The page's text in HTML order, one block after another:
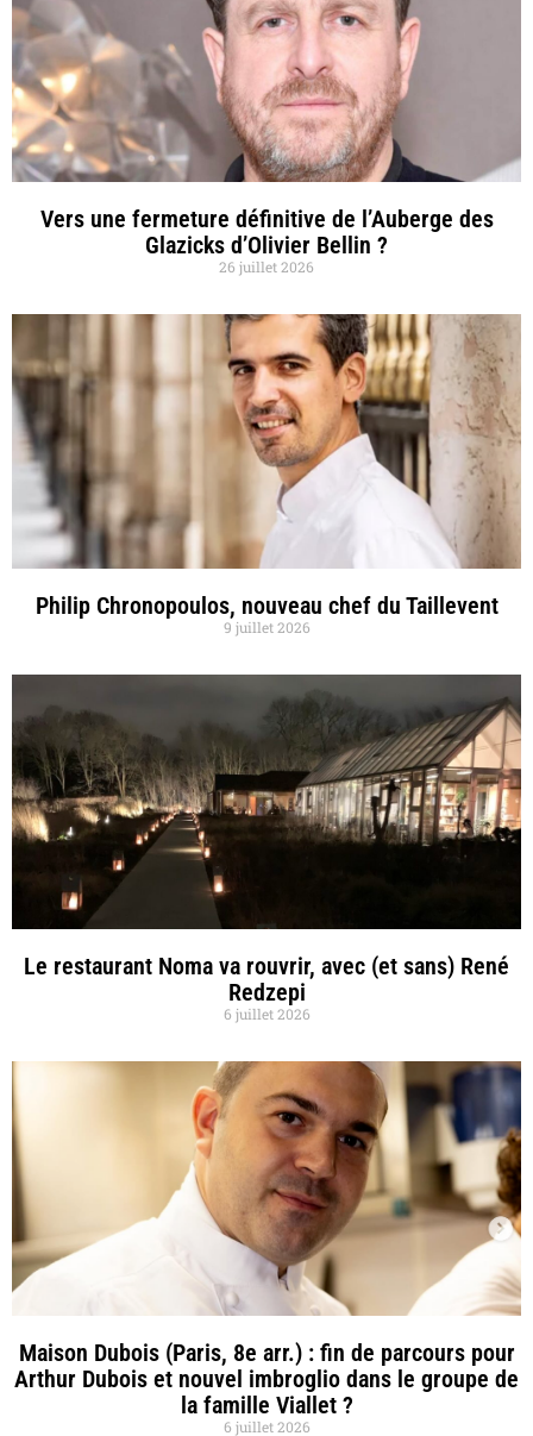
Vers une fermeture définitive de l’Auberge des
Glazicks d’Olivier Bellin ?
26 juillet 2026
Philip Chronopoulos, nouveau chef du Taillevent
9 juillet 2026
Le restaurant Noma va rouvrir, avec (et sans) René
Redzepi
6 juillet 2026
Maison Dubois (Paris, 8e arr.) : fin de parcours pour
Arthur Dubois et nouvel imbroglio dans le groupe de
la famille Viallet ?
6 juillet 2026